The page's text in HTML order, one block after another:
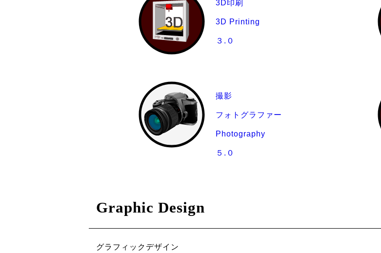
3D印刷
3D Printing
３.０
撮影
フォトグラファー
Photography
５.０
Graphic Design
グラフィックデザイン